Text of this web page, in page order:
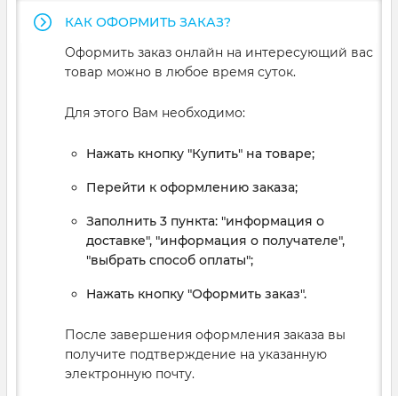
КАК ОФОРМИТЬ ЗАКАЗ?
Оформить заказ онлайн на интересующий вас
товар можно в любое время суток.
Для этого Вам необходимо:
Нажать кнопку "Купить" на товаре;
Перейти к оформлению заказа;
Заполнить 3 пункта: "информация о
доставке", "информация о получателе",
"выбрать способ оплаты";
Нажать кнопку "Оформить заказ".
После завершения оформления заказа вы
получите подтверждение на указанную
электронную почту.